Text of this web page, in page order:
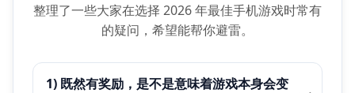
整理了一些大家在选择 2026 年最佳手机游戏时常有
的疑问，希望能帮你避雷。
1) 既然有奖励，是不是意味着游戏本身会变